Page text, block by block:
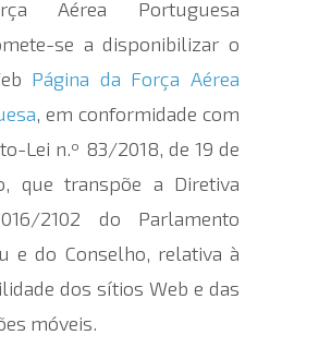
Aérea Portuguesa
se a disponibilizar o
Página da Força Aérea
, em conformidade com
Lei n.º 83/2018, de 19 de
que transpõe a Diretiva
2102 do Parlamento
e do Conselho, relativa à
dos sítios Web e das
móveis.